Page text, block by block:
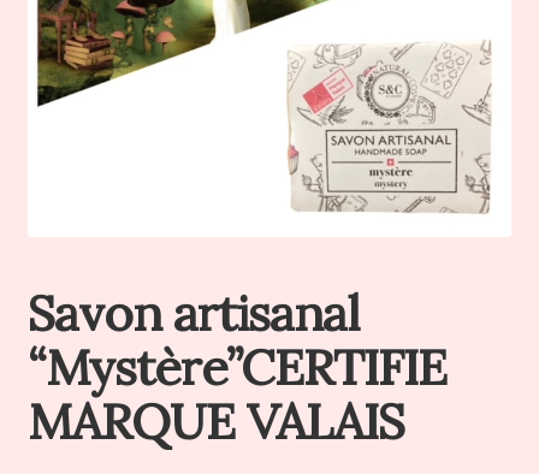
Savon artisanal
“Mystère”CERTIFIE
MARQUE VALAIS